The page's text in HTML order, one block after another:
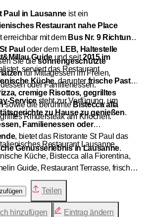
Paul in Lausanne ist ein
Restaurant nahe Place
erreichbar mit dem Bus Nr. 9 Richtung
Paul oder dem LEB, Haltestelle
Sie diesonnengeschützte
für Mittagessen im Freien,
oder Familienessen.
Guide und seit2015 im
serviert das Restaurant
Küche, darunter frische Pasta,
cremige Risottos, gegrilltes
sowie die berühmte Bistecca alla
Rindersteak am Knochen.
Servicesteht zur Verfügung, um
zu Hause zu genießen.
Familienessen oder
, bietet das Ristorante St Paul das
Genusserlebnis in Lausanne.
Restaurant Lausanne,
Küche, Bistecca alla Fiorentina,
Guide, Restaurant Terrasse, frische
Pizza, italienisches Risotto,
Essen. Teilen
hinzufügen Eintrag ändern